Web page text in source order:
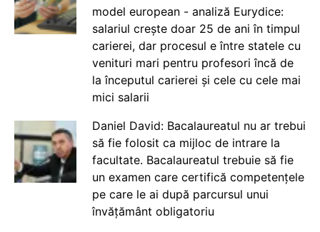
model european - analiză Eurydice:
salariul crește doar 25 de ani în timpul
carierei, dar procesul e între statele cu
venituri mari pentru profesori încă de
la începutul carierei și cele cu cele mai
mici salarii
Daniel David: Bacalaureatul nu ar trebui
să fie folosit ca mijloc de intrare la
facultate. Bacalaureatul trebuie să fie
un examen care certifică competențele
pe care le ai după parcursul unui
învățământ obligatoriu